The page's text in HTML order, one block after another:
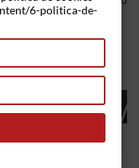
(99 cv) .Referencia
disponemos
consultenos.
LA MISMA
6-politica-de-